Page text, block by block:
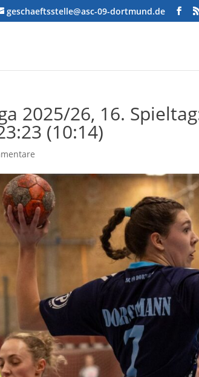
geschaeftsstelle@asc-09-dortmund.de
2025/26, 16.
(10:14)